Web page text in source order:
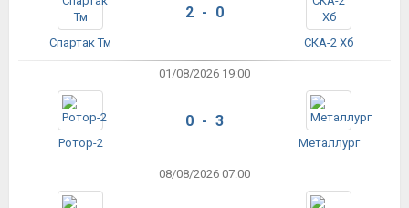
Спартак Тм
2 - 0
СКА-2 Хб
01/08/2026 19:00
Ротор-2
0 - 3
Металлург
08/08/2026 07:00